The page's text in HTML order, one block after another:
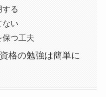
する
ない
保つ工夫
格の勉強は簡単に